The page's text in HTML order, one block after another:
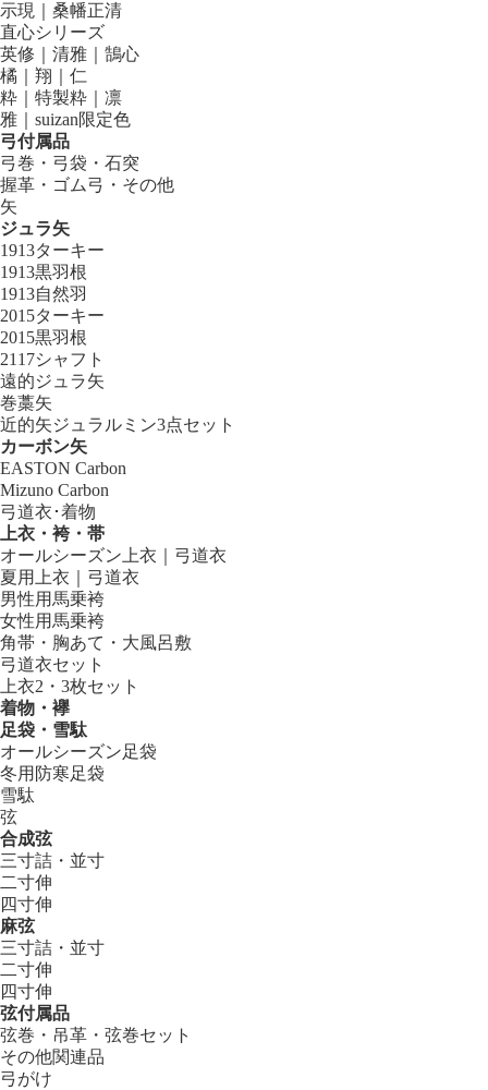
示現｜桑幡正清
直心シリーズ
英修｜清雅｜鵠心
橘｜翔｜仁
粋｜特製粋｜凛
雅｜suizan限定色
弓付属品
弓巻・弓袋・石突
握革・ゴム弓・その他
矢
ジュラ矢
1913ターキー
1913黒羽根
1913自然羽
2015ターキー
2015黒羽根
2117シャフト
遠的ジュラ矢
巻藁矢
近的矢ジュラルミン3点セット
カーボン矢
EASTON Carbon
Mizuno Carbon
弓道衣･着物
上衣・袴・帯
オールシーズン上衣｜弓道衣
夏用上衣｜弓道衣
男性用馬乗袴
女性用馬乗袴
角帯・胸あて・大風呂敷
弓道衣セット
上衣2・3枚セット
着物・襷
足袋・雪駄
オールシーズン足袋
冬用防寒足袋
雪駄
弦
合成弦
三寸詰・並寸
二寸伸
四寸伸
麻弦
三寸詰・並寸
二寸伸
四寸伸
弦付属品
弦巻・吊革・弦巻セット
その他関連品
弓がけ